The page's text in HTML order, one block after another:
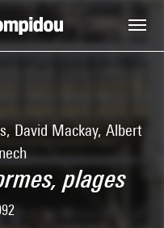
David Mackay, Albert
plages